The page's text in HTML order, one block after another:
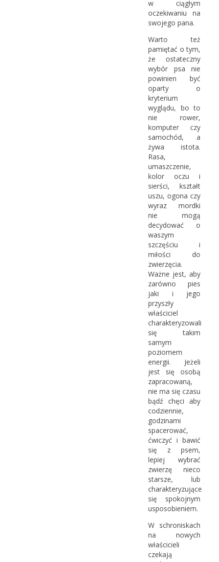
w ciągłym
oczekiwaniu na
swojego pana.
Warto też
pamiętać o tym,
że ostateczny
wybór psa nie
powinien być
oparty o
kryterium
wyglądu, bo to
nie rower,
komputer czy
samochód, a
żywa istota.
Rasa,
umaszczenie,
kolor oczu i
sierści, kształt
uszu, ogona czy
wyraz mordki
nie mogą
decydować o
waszym
szczęściu i
miłości do
zwierzęcia.
Ważne jest, aby
zarówno pies
jaki i jego
przyszły
właściciel
charakteryzowali
się takim
samym
poziomem
energii. Jeżeli
jest się osobą
zapracowaną,
nie ma się czasu
bądź chęci aby
codziennie,
godzinami
spacerować,
ćwiczyć i bawić
się z psem,
lepiej wybrać
zwierzę nieco
starsze, lub
charakteryzujące
się spokojnym
usposobieniem.
W schroniskach
na nowych
właścicieli
czekają